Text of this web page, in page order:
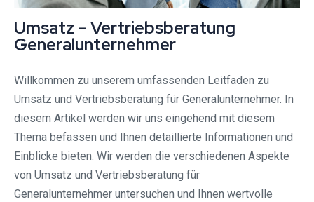
Umsatz – Vertriebsberatung
Generalunternehmer
Willkommen zu unserem umfassenden Leitfaden zu
Umsatz und Vertriebsberatung für Generalunternehmer. In
diesem Artikel werden wir uns eingehend mit diesem
Thema befassen und Ihnen detaillierte Informationen und
Einblicke bieten. Wir werden die verschiedenen Aspekte
von Umsatz und Vertriebsberatung für
Generalunternehmer untersuchen und Ihnen wertvolle